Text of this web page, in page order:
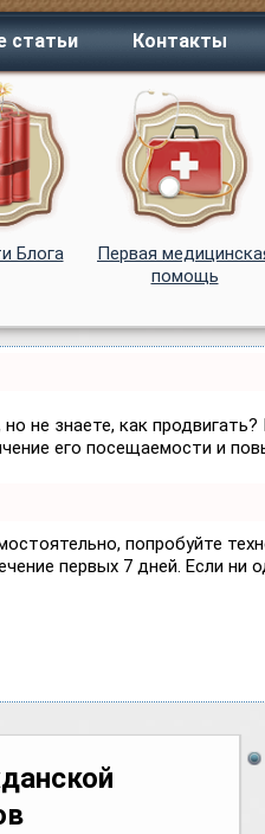
статьи Контакты
Блога
Первая
помощь
не знаете, как
его посещаемости и
попробуйте
первых 7 дней. Если ни